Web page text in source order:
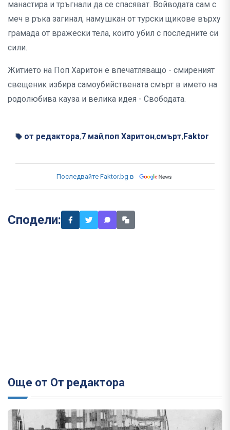
манастира и тръгнали да се спасяват. Войводата сам с
меч в ръка загинал, намушкан от турски щикове върху
грамада от вражески тела, които убил с последните си
сили.
Житието на Поп Харитон е впечатляващо - смиреният
свещеник избира самоубийствената смърт в името на
родолюбива кауза и велика идея - Свободата.
от редактора,7 май,поп Харитон,смърт, Faktor
Последвайте Faktor.bg в
Сподели:
Още от От редактора